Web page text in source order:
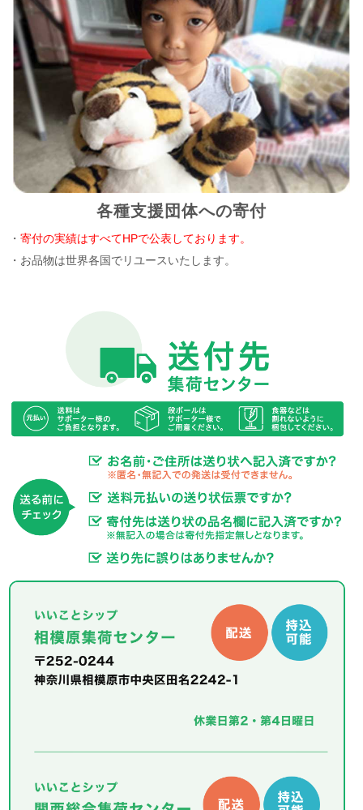
各種支援団体への寄付
・寄付の実績はすべてHPで公表しております。
・お品物は世界各国でリユースいたします。